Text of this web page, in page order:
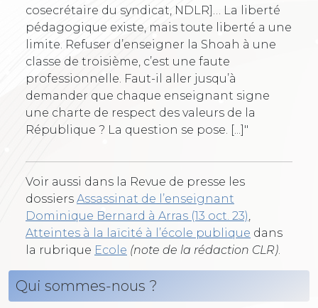
cosecrétaire du syndicat, NDLR]… La liberté
pédagogique existe, mais toute liberté a une
limite. Refuser d’enseigner la Shoah à une
classe de troisième, c’est une faute
professionnelle. Faut-il aller jusqu’à
demander que chaque enseignant signe
une charte de respect des valeurs de la
République ? La question se pose. [...]"
Voir aussi dans la Revue de presse les
dossiers Assassinat de l’enseignant
Dominique Bernard à Arras (13 oct. 23)
Atteintes à la laïcité à l’école publique dans
la rubrique Ecole (note de la rédaction CLR)
Qui sommes-nous ?